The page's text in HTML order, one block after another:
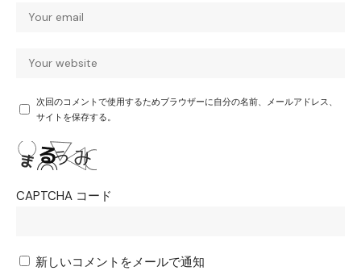
次回のコメントで使用するためブラウザーに自分の名前、メールアドレス、
サイトを保存する。
CAPTCHA コード
新しいコメントをメールで通知